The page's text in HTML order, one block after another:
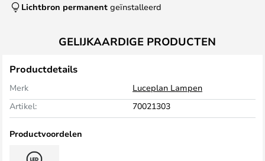
Lichtbron permanent geïnstalleerd
GELIJKAARDIGE PRODUCTEN
Productdetails
Merk
Luceplan Lampen
Artikel:
70021303
Productvoordelen